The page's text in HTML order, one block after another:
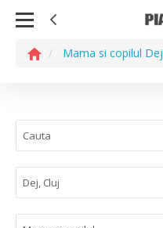
Mama si copilul Dej
Dej, Cluj